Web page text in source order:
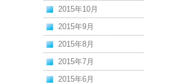
2015年10月
2015年9月
2015年8月
2015年7月
2015年6月